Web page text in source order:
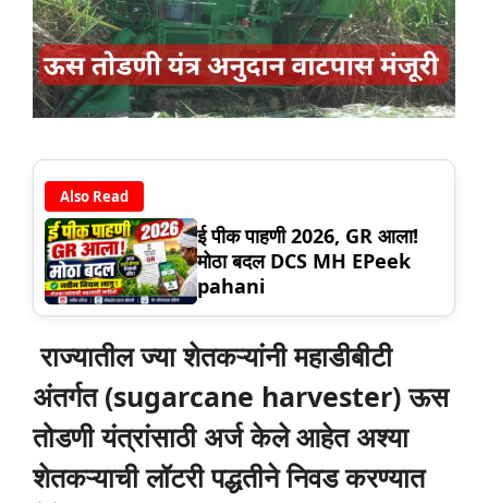
Also Read
ई पीक पाहणी 2026, GR आला!
मोठा बदल DCS MH EPeek
pahani
राज्यातील ज्या शेतकऱ्यांनी महाडीबीटी
अंतर्गत (sugarcane harvester) ऊस
तोडणी यंत्रांसाठी अर्ज केले आहेत अश्या
शेतकऱ्याची लॉटरी पद्धतीने निवड करण्यात